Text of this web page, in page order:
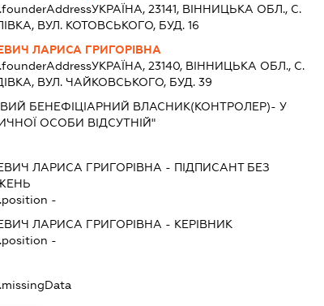
УКРАЇНА, 23141, ВIННИЦЬКА ОБЛ., С.
ВУЛ. КОТОВСЬКОГО, БУД. 16
ЛАРИСА ГРИГОРІВНА
УКРАЇНА, 23140, ВIННИЦЬКА ОБЛ., С.
ВУЛ. ЧАЙКОВСЬКОГО, БУД. 39
БЕНЕФІЦІАРНИЙ ВЛАСНИК(КОНТРОЛЕР)- У
ОСОБИ ВІДСУТНІЙ"
ЛАРИСА ГРИГОРІВНА - ПІДПИСАНТБЕЗ
-
ЛАРИСА ГРИГОРІВНА - КЕРІВНИК
-